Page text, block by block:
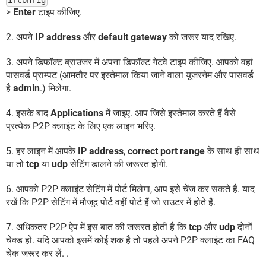
> Enterटाइप कीजिए.
2. अपने IP address और default gatewayको जरूर याद रखिए.
3. अपने डिफॉल्ट ब्राउजर में अपना डिफॉल्ट गेटवे टाइप कीजिए. आपको वहां
पासवर्ड प्राम्पट (आमतौर पर इस्तेमाल किया जाने वाला यूजरनेम और पासवर्ड
है admin.) मिलेगा.
4. इसके बादApplicationsमें जाइए. आप जिसे इस्तेमाल करते हैं वैसे
प्रत्येक P2P क्लाइंट के लिए एक लाइन भरिए.
5. हर लाइन में आपके IP address, correct port rangeके साथ ही साथ
या तो tcpया udpसेटिंग डालने की जरूरत होगी.
6. आपको P2P क्लाइंट सेटिंग में पोर्ट मिलेगा, आप इसे चेंज कर सकते हैं. याद
रखें कि P2P सेटिंग में मौजूद पोर्ट वहीं पोर्ट हैं जो राउटर में होते हैं.
7. अधिकतर P2P ऐप में इस बात की जरूरत होती है किtcp और udpदोनों
चेक्ड हों. यदि आपको इसमें कोई शक है तो पहले अपने P2P क्लाइंट का FAQ
चेक जरूर कर लें. .